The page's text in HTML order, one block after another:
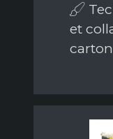
et
carton